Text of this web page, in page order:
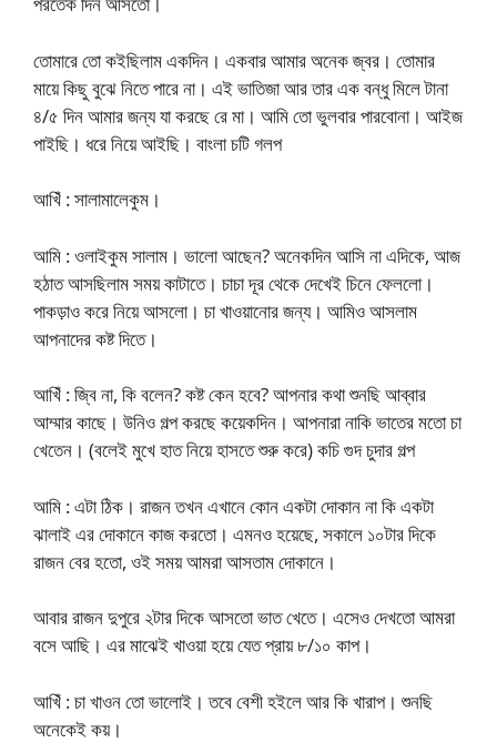
তোমারে তো কইছিলাম একদিন। একবার আমার অনেক জ্বর। তোমার
মায়ে কিছু বুঝে নিতে পারে না। এই ভাতিজা আর তার এক বন্ধু মিলে টানা
৪/৫ দিন আমার জন্য যা করছে রে মা। আমি তো ভুলবার পারবোনা। আইজ
পাইছি। ধরে নিয়ে আইছি। বাংলা চটি গলপ
আখিঁ : সালামালেকুম।
আমি : ওলাইকুম সালাম। ভালো আছেন? অনেকদিন আসি না এদিকে, আজ
হঠাত আসছিলাম সময় কাটাতে। চাচা দূর থেকে দেখেই চিনে ফেললো।
পাকড়াও করে নিয়ে আসলো। চা খাওয়ানোর জন্য। আমিও আসলাম
আপনাদের কষ্ট দিতে।
আখিঁ : জ্বি না, কি বলেন? কষ্ট কেন হবে? আপনার কথা শুনছি আব্বার
আম্মার কাছে। উনিও গল্প করছে কয়েকদিন। আপনারা নাকি ভাতের মতো চা
খেতেন। (বলেই মুখে হাত নিয়ে হাসতে শুরু করে) কচি গুদ চুদার গল্প
আমি : এটা ঠিক। রাজন তখন এখানে কোন একটা দোকান না কি একটা
ঝালাই এর দোকানে কাজ করতো। এমনও হয়েছে, সকালে ১০টার দিকে
রাজন বের হতো, ওই সময় আমরা আসতাম দোকানে।
আবার রাজন দুপুরে ২টার দিকে আসতো ভাত খেতে। এসেও দেখতো আমরা
বসে আছি। এর মাঝেই খাওয়া হয়ে যেত প্রায় ৮/১০ কাপ।
আখিঁ : চা খাওন তো ভালোই। তবে বেশী হইলে আর কি খারাপ। শুনছি
অনেকেই কয়।